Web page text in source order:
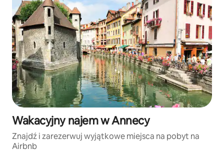
Wakacyjny najem w Annecy
Znajdź i zarezerwuj wyjątkowe miejsca na pobyt na
Airbnb